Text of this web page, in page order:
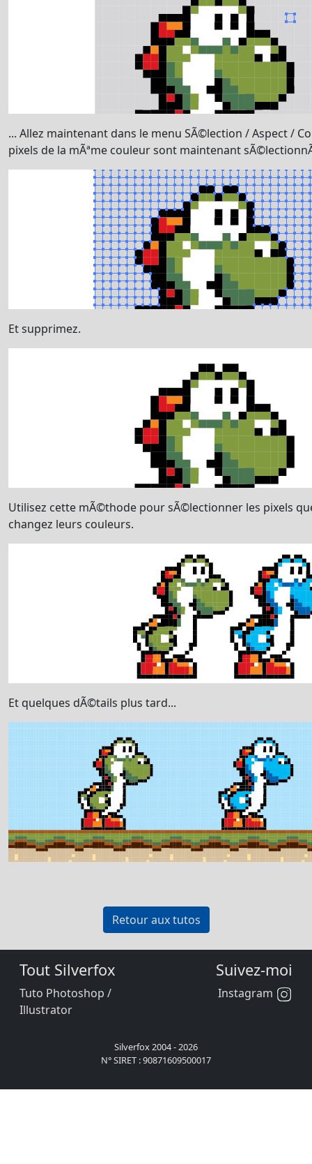
... Allez maintenant dans le menu SÃ©lection / Aspect /
pixels de la mÃªme couleur sont maintenant
Et supprimez.
Utilisez cette mÃ©thode pour sÃ©lectionner les pixels
changez leurs couleurs.
Et quelques dÃ©tails plus tard...
Retour aux tutos
Tout Silverfox
Tuto Photoshop /
Illustrator
Suivez-moi
Instagram
Silverfox 2004 - 2026
N° SIRET : 90871609500017